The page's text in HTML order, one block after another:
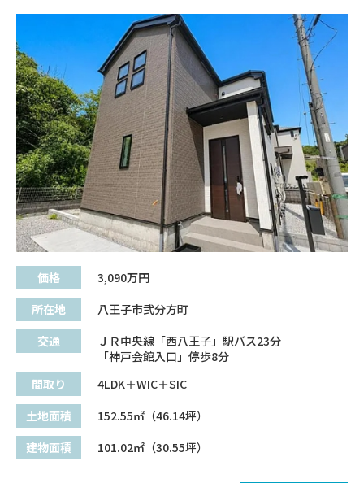
価格 3,090万円
所在地
八王子市弐分方町
交通
ＪＲ中央線「西八王子」駅バス23分
「神戸会館入口」停歩8分
間取り
4LDK＋WIC＋SIC
土地面積
152.55㎡（46.14坪）
建物面積
101.02㎡（30.55坪）